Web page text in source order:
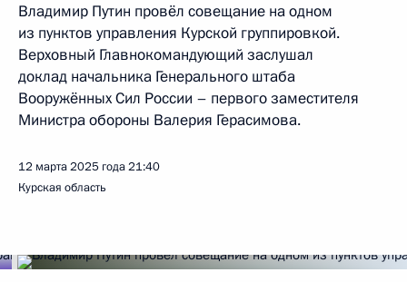
Владимир Путин провёл совещание на одном
из пунктов управления Курской группировкой.
Верховный Главнокомандующий заслушал
доклад начальника Генерального штаба
Вооружённых Сил России – первого заместителя
Министра обороны Валерия Герасимова.
12 марта 2025 года21:40
Курская область